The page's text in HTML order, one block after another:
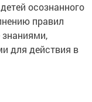
осознанного
правил
знаниями,
для действия в